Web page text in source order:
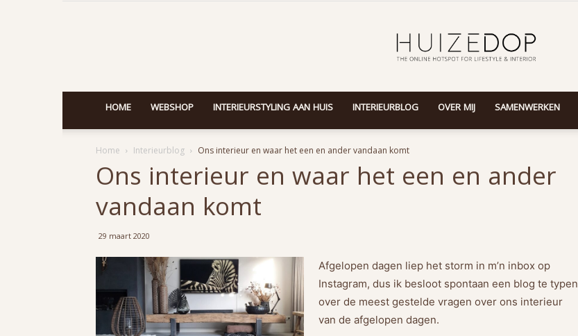
HOME WEBSHOP INTERIEURSTYLING AAN HUIS INTERIEURBLOG OVER MIJ SAMENWERKEN
Home Interieurblog Ons interieur en waar het een en ander vandaan komt
Ons interieur en waar het een en ander
vandaan komt
29 maart 2020
Afgelopen dagen liep het storm in m’n inbox op
Instagram, dus ik besloot spontaan een blog te typen
over de meest gestelde vragen over ons interieur
van de afgelopen dagen.